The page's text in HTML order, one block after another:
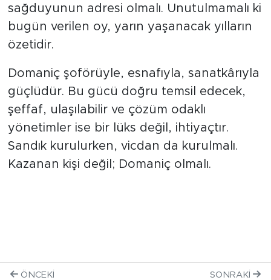
sağduyunun adresi olmalı. Unutulmamalı ki
bugün verilen oy, yarın yaşanacak yılların
özetidir.
Domaniç şoförüyle, esnafıyla, sanatkârıyla
güçlüdür. Bu gücü doğru temsil edecek,
şeffaf, ulaşılabilir ve çözüm odaklı
yönetimler ise bir lüks değil, ihtiyaçtır.
Sandık kurulurken, vicdan da kurulmalı.
Kazanan kişi değil; Domaniç olmalı.
ÖNCEKI SONRAKI